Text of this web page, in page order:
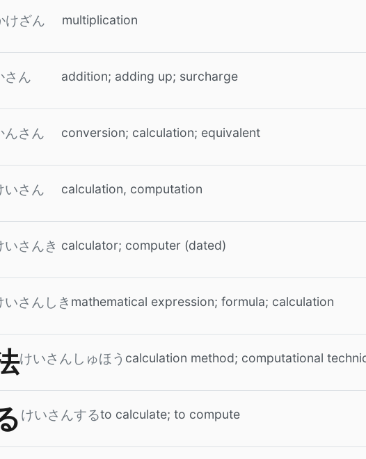
けざん multiplication
さん addition; adding up; surcharge
んさん conversion; calculation; equivalent
いさん calculation, computation
いさんき calculator; computer (dated)
いさんしき mathematical expression; formula; calculation
けいさんしゅほう calculation method; computational
けいさんするto calculate; to compute